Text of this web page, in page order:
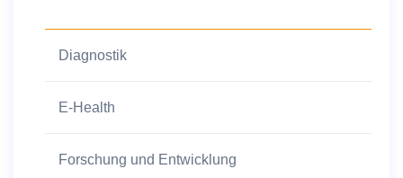
Diagnostik
E-Health
Forschung und Entwicklung